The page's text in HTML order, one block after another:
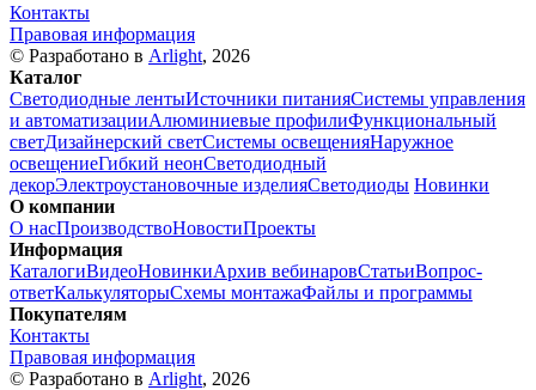
Контакты
Правовая информация
© Разработано в Arlight, 2026
Каталог
Светодиодные лентыИсточники питанияСистемы управления
и автоматизацииАлюминиевые профилиФункциональный
светДизайнерский светСистемы освещенияНаружное
освещениеГибкий неонСветодиодный
декорЭлектроустановочные изделияСветодиоды Новинки
О компании
О насПроизводствоНовостиПроекты
Информация
КаталогиВидеоНовинкиАрхив вебинаровСтатьиВопрос-
ответКалькуляторыСхемы монтажаФайлы и программы
Покупателям
Контакты
Правовая информация
© Разработано в Arlight, 2026